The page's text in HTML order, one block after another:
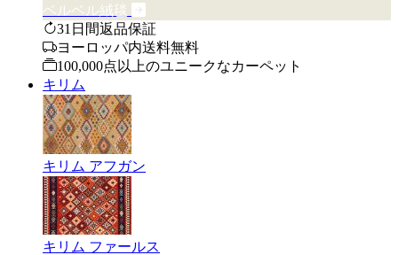
ベルベル絨毯
31日間返品保証
ヨーロッパ内送料無料
100,000点以上のユニークなカーペット
キリム
キリム アフガン
キリム ファールス